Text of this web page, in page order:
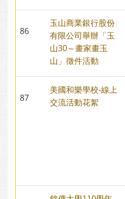
86
玉山商業銀行股份
有限公司舉辦「玉
山30～畫家畫玉
山」徵件活動
87
美國和樂學校-線上
交流活動花絮